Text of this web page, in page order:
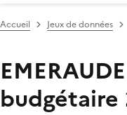
Accueil Jeux de données
budgétaire